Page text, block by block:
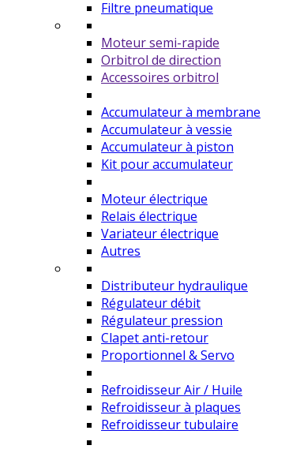
Filtre pneumatique
Moteur semi-rapide
Orbitrol de direction
Accessoires orbitrol
Accumulateur à membrane
Accumulateur à vessie
Accumulateur à piston
Kit pour accumulateur
Moteur électrique
Relais électrique
Variateur électrique
Autres
Distributeur hydraulique
Régulateur débit
Régulateur pression
Clapet anti-retour
Proportionnel & Servo
Refroidisseur Air / Huile
Refroidisseur à plaques
Refroidisseur tubulaire